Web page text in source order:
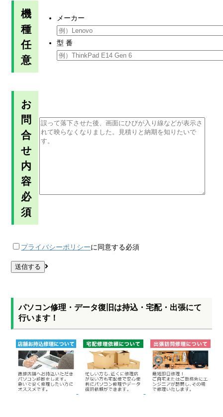
機
種
任
意
メーカー
型 番
お
問
合
せ
内
容
必
須
プライバシーポリシーに同意する必須
パソコン修理・データ復旧は持込・宅配・出張にて
行います！